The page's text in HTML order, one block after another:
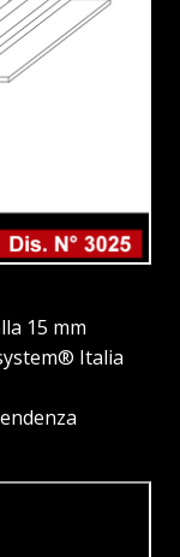
15 mm
Italia